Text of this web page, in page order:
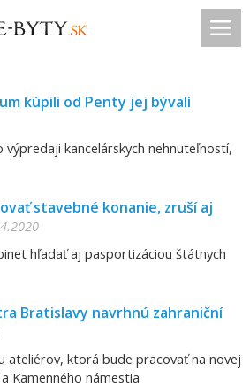
kúpili od Penty jej bývalí
kancelárskych nehnuteľností,
stavebné konanie, zruší aj
hľadať aj pasportizáciou štátnych
Bratislavy navrhnú zahraniční
ateliérov, ktorá bude pracovať na novej
Kamenného námestia